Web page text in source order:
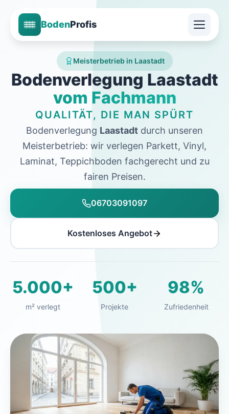
BodenProfis
Meisterbetrieb in Laastadt
Bodenverlegung Laastadt
vom Fachmann
QUALITÄT, DIE MAN SPÜRT
Bodenverlegung Laastadt durch unseren
Meisterbetrieb: wir verlegen Parkett, Vinyl,
Laminat, Teppichboden fachgerecht und zu
fairen Preisen.
06703091097
Kostenloses Angebot
5.000+
m² verlegt
500+
Projekte
98%
Zufriedenheit